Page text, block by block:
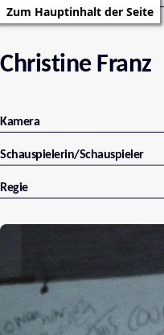
Zum Hauptinhalt der Seite
Christine Franz
Kamera
Schauspielerin/Schauspieler
Regie